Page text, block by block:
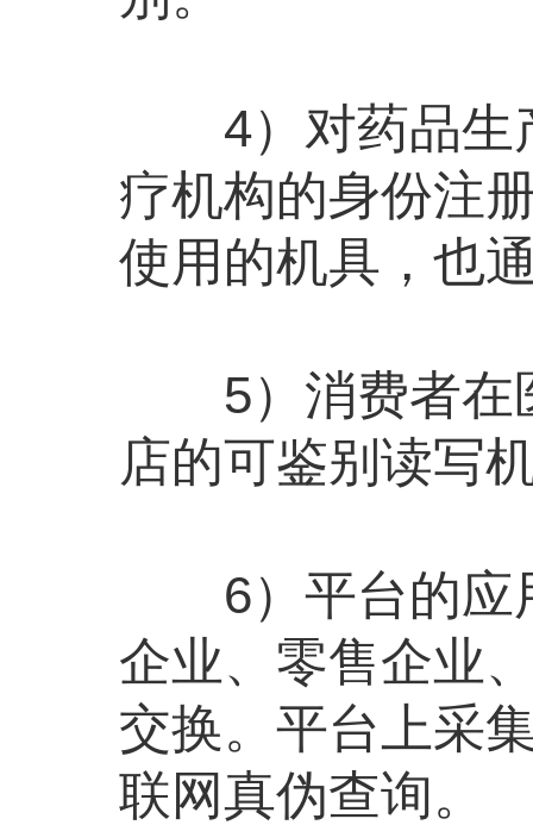
4）对药品生产
疗机构的身份注
使用的机具，也
5）消费者在医
店的可鉴别读写
6）平台的应用
企业、零售企业
交换。平台上采
联网真伪查询。